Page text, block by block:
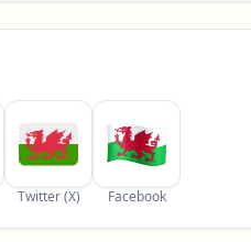
Twitter (X) Facebook